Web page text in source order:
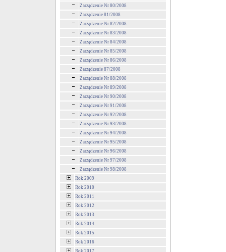
Zarządzenie Nr 80/2008
Zarządzenie 81/2008
Zarządzenie Nr 82/2008
Zarządzenie Nr 83/2008
Zarządzenie Nr 84/2008
Zarządzenie Nr 85/2008
Zarządzenie Nr 86/2008
Zarządzenie 87/2008
Zarządzenie Nr 88/2008
Zarządzenie Nr 89/2008
Zarządzenie Nr 90/2008
Zarządzenie Nr 91/2008
Zarządzenie Nr 92/2008
Zarządzenie Nr 93/2008
Zarządzenie Nr 94/2008
Zarządzenie Nr 95/2008
Zarządzenie Nr 96/2008
Zarządzenie Nr 97/2008
Zarządzenie Nr 98/2008
Rok 2009
Rok 2010
Rok 2011
Rok 2012
Rok 2013
Rok 2014
Rok 2015
Rok 2016
Rok 2017